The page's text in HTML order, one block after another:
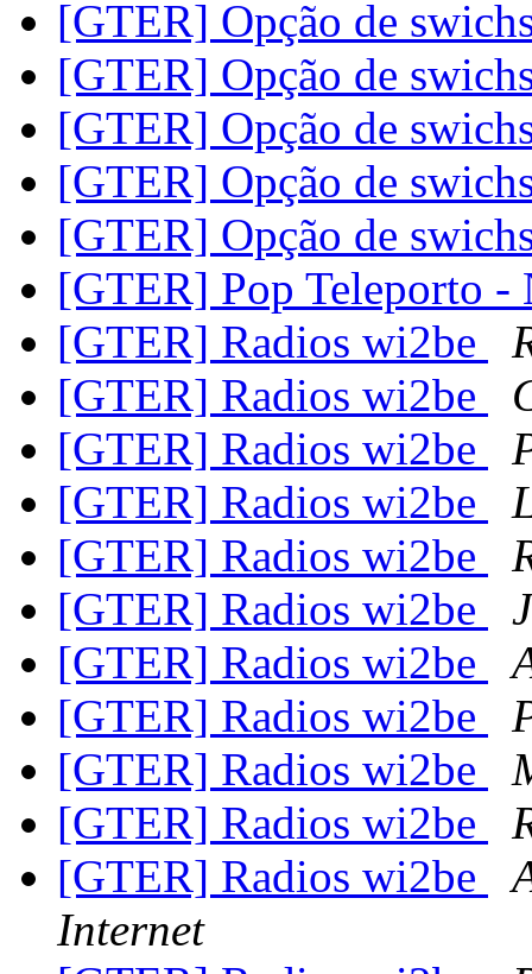
[GTER] Opção de
[GTER] Opção de
[GTER] Opção de
[GTER] Opção de
[GTER] Opção de
[GTER] Pop Teleporto
[GTER] Radios wi2be
[GTER] Radios wi2be
[GTER] Radios wi2be
[GTER] Radios wi2be
[GTER] Radios wi2be
[GTER] Radios wi2be
[GTER] Radios wi2be
[GTER] Radios wi2be
[GTER] Radios wi2be
[GTER] Radios wi2be
[GTER] Radios wi2be
Internet